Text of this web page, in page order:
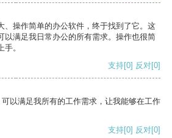
、操作简单的办公软件，终于找到了它。这
以满足我日常办公的所有需求。操作也很简
。
支持[0] 反对[0]
以满足我所有的工作需求，让我能够在工作
支持[0] 反对[0]